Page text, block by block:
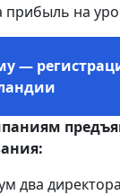
прибыль на
—
два